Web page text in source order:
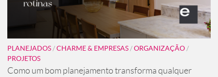
PLANEJADOS /CHARME & EMPRESAS /ORGANIZAÇÃO /
PROJETOS
Como um bom planejamento transforma qualquer